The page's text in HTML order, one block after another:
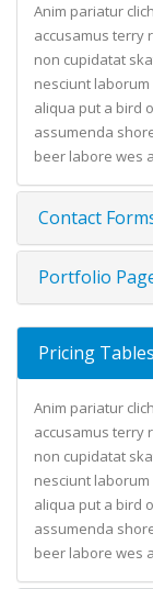
Anim pariatur
accusamus terry
non cupidatat
nesciunt
aliqua put a bird
assumenda
beer labore wes
Contact
Portfolio
Pricing Tables
Anim pariatur
accusamus terry
non cupidatat
nesciunt
aliqua put a bird
assumenda
beer labore wes